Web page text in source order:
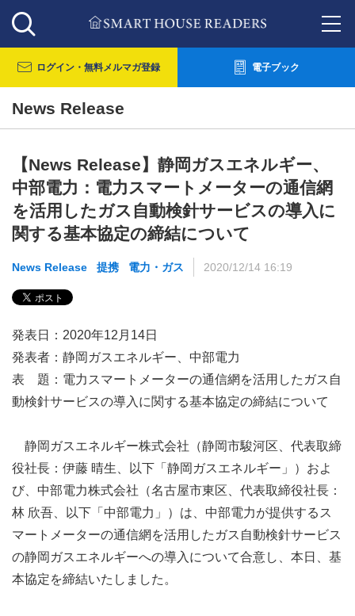
ログイン・ 無料メルマガ登録 電子ブック
News Release
【News Release】静岡ガスエネルギー、
中部電力：電力スマートメーターの通信網
を活用したガス自動検針サービスの導入に
関する基本協定の締結について
News Release 提携 電力・ガス 2020/12/14 16:19
発表日：2020年12月14日
発表者：静岡ガスエネルギー、中部電力
表 題：電力スマートメーターの通信網を活用したガス自
動検針サービスの導入に関する基本協定の締結について
静岡ガスエネルギー株式会社（静岡市駿河区、代表取締
役社長：伊藤 晴生、以下「静岡ガスエネルギー」）およ
び、中部電力株式会社（名古屋市東区、代表取締役社長：
林 欣吾、以下「中部電力」）は、中部電力が提供するス
マートメーターの通信網を活用したガス自動検針サービス
の静岡ガスエネルギーへの導入について合意し、本日、基
本協定を締結いたしました。